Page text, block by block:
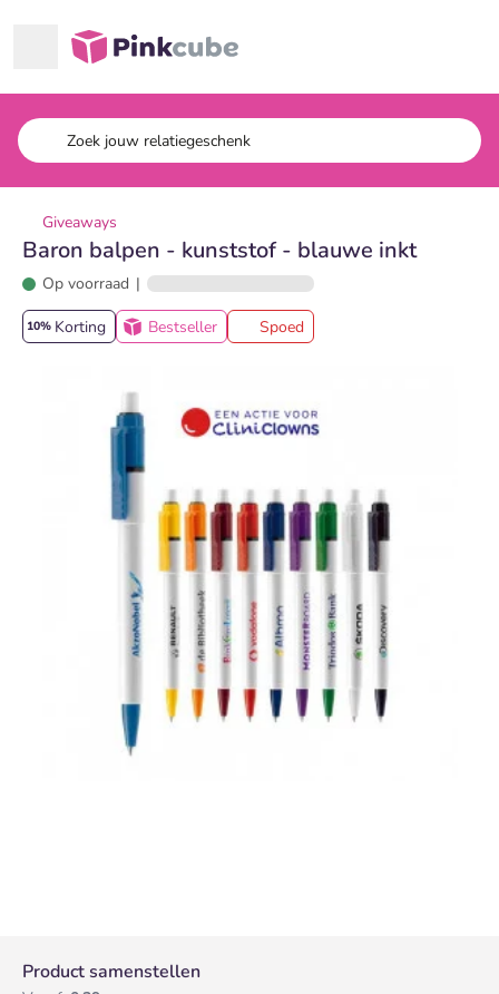
Pinkcube
Giveaways
Baron balpen - kunststof - blauwe inkt
Op voorraad |
10% Korting Bestseller Spoed
Product samenstellen